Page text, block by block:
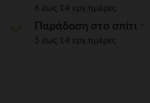
6 έως 14 εργ.ημέρες
Παράδοση στο σπίτι
5 έως 14 εργ.ημέρες